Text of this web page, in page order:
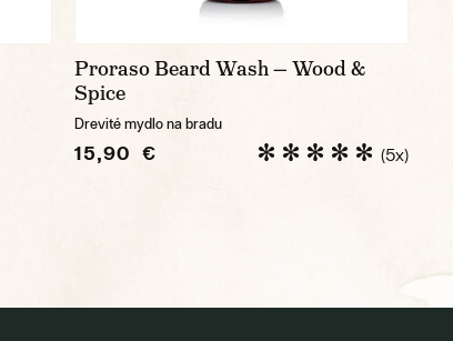
Proraso Beard Wash — Wood &
Spice
Drevité mydlo na bradu
15,90 € (5x)